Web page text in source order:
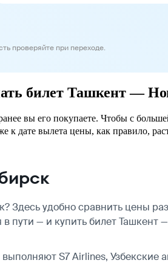
проверяйте при переходе.
билет Ташкент —
вы его покупаете. Чтобы с
к дате вылета цены, как правило,
Здесь удобно сравнить цены
в пути — и купить билет Ташкент
S7 Airlines, Узбекские